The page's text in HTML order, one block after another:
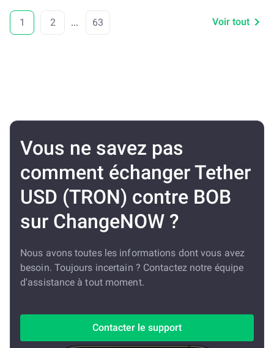
1 2 ... 63 Voir tout
Vous ne savez pas
comment échanger Tether
USD (TRON) contre BOB
sur ChangeNOW ?
Nous avons toutes les informations dont vous avez
besoin. Toujours incertain ? Contactez notre équipe
d'assistance à tout moment.
Contacter le support